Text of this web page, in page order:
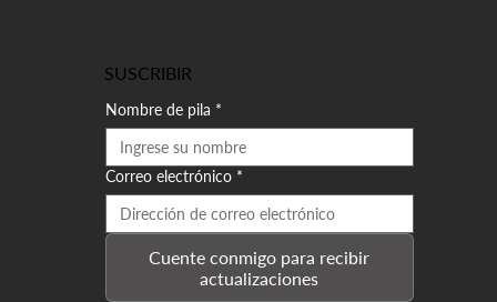
SUSCRIBIR
Nombre de pila *
Correo electrónico *
Cuente conmigo para recibir
actualizaciones